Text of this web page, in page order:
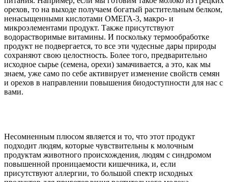
орехов, то на выходе получаем богатый растительным белком,
ненасыщенными кислотами ОМЕГА-3, макро- и
микроэлементами продукт. Также присутствуют
водорастворимые витамины. И поскольку термообработке
продукт не подвергается, то все эти чудесные дары природы
сохраняют свою целостность. Более того, предварительно
исходное сырье (семена, орехи) замачивается, а это, как мы
знаем, уже само по себе активирует изменение свойств семян
и орехов в направлении повышения биодоступности для нас с
вами.
Несомненным плюсом является и то, что этот продукт
подходит людям, которые чувствительны к молочным
продуктам животного происхождения, людям с синдромом
повышенной проницаемости кишечника, и, если
присутствуют аллергии, то большой спектр исходных